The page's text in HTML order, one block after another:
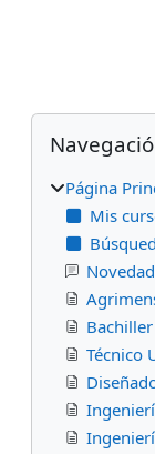
Bloques
Salta Navegación
Página
Mis
Técnico